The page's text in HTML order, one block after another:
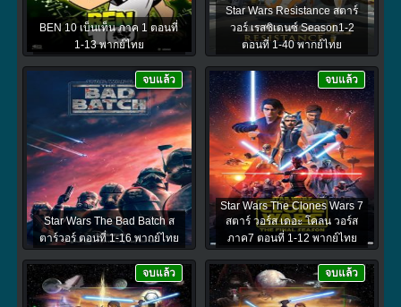
BEN 10 เบ็นเท็น ภาค 1 ตอนที่
1-13 พากย์ไทย
Star Wars Resistance สตาร์
วอร์ เรสซิเดนซ์ Season1-2
ตอนที่ 1-40 พากย์ไทย
Star Wars The Bad Batch ส
ตาร์วอร์ ตอนที่ 1-16 พากย์ไทย
จบแล้ว
Star Wars The Clones Wars 7
สตาร์ วอร์ส เดอะ โคลน วอร์ส
ภาค7 ตอนที่ 1-12 พากย์ไทย
จบแล้ว
จบแล้ว จบแล้ว